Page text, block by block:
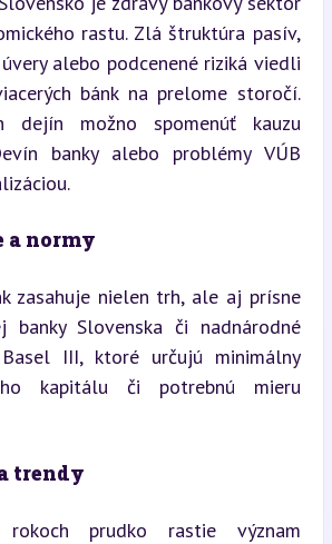
rastu. Zlá štruktúra pasív,
alebo podcenené riziká viedli
bánk na prelome storočí.
dejín možno spomenúť kauzu
banky alebo problémy VÚB
a normy
zasahuje nielen trh, ale aj prísne
banky Slovenska či nadnárodné
III, ktoré určujú minimálny
kapitálu či potrebnú mieru
trendy
rokoch prudko rastie význam